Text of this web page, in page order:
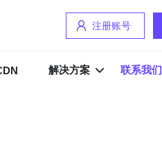
注册账号
解决方案 联系我们